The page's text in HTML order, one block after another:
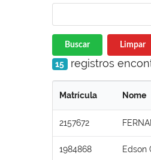
Buscar Limpar
15 registros
Matrícula Nome
2157672
1984868 Edson